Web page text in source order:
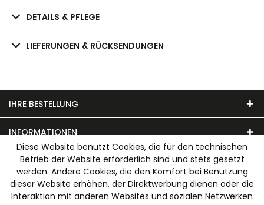
DETAILS & PFLEGE
LIEFERUNGEN & RÜCKSENDUNGEN
IHRE BESTELLUNG
INFORMATIONEN
UNSER MODEHAUS
WIR AKZEPTIEREN FOLGENDE ZAHLUNGSARTEN
Diese Website benutzt Cookies, die für den technischen
Betrieb der Website erforderlich sind und stets gesetzt
werden. Andere Cookies, die den Komfort bei Benutzung
dieser Website erhöhen, der Direktwerbung dienen oder die
Interaktion mit anderen Websites und sozialen Netzwerken